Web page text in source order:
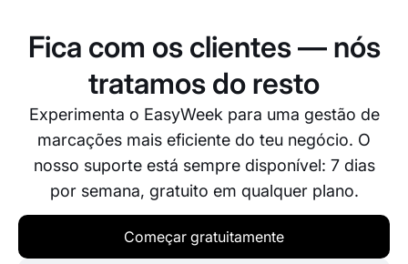
Fica com os clientes — nós
tratamos do resto
Experimenta o EasyWeek para uma gestão de
marcações mais eficiente do teu negócio. O
nosso suporte está sempre disponível: 7 dias
por semana, gratuito em qualquer plano.
Começar gratuitamente